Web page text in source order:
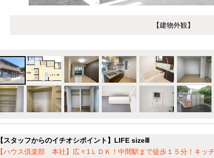
【建物外観】
【スタッフからのイチオシポイント】LIFE sizeⅢ
【ハウス倶楽部 本社】広々1ＬＤＫ！中間駅まで徒歩１５分！キッ